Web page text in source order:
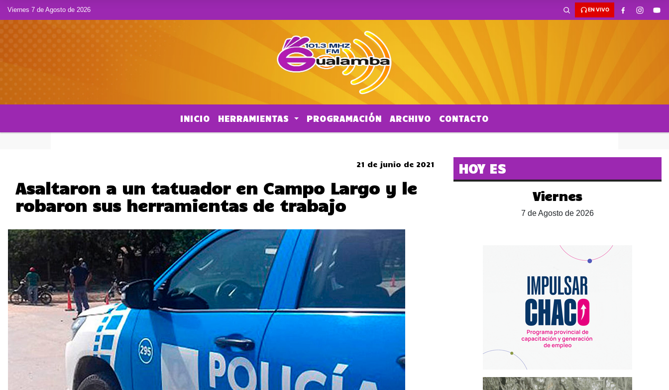
Viernes 7 de Agosto de 2026 EN VIVO
INICIO HERRAMIENTAS PROGRAMACIÓN ARCHIVO CONTACTO
21 de junio de 2021
Asaltaron a un tatuador en Campo Largo y le
robaron sus herramientas de trabajo
HOY ES
Viernes
7 de Agosto de 2026